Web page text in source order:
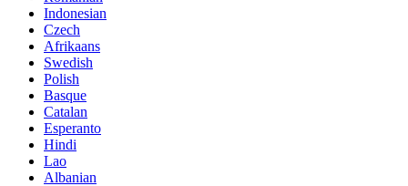
Indonesian
Czech
Afrikaans
Swedish
Polish
Basque
Catalan
Esperanto
Hindi
Lao
Albanian